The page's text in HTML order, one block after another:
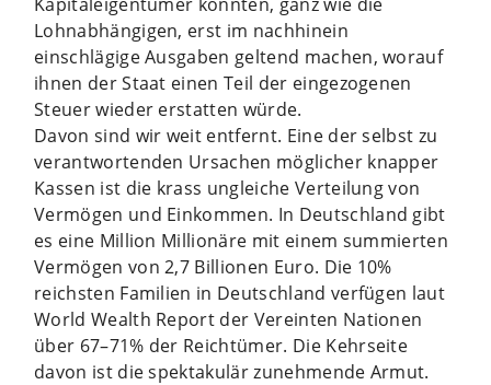
Lohnabhängigen, erst im nachhinein
einschlägige Ausgaben geltend machen, worauf
ihnen der Staat einen Teil der eingezogenen
Steuer wieder erstatten würde.
Davon sind wir weit entfernt. Eine der selbst zu
verantwortenden Ursachen möglicher knapper
Kassen ist die krass ungleiche Verteilung von
Vermögen und Einkommen. In Deutschland gibt
es eine Million Millionäre mit einem summierten
Vermögen von 2,7 Billionen Euro. Die 10%
reichsten Familien in Deutschland verfügen laut
World Wealth Report der Vereinten Nationen
über 67–71% der Reichtümer. Die Kehrseite
davon ist die spektakulär zunehmende Armut.